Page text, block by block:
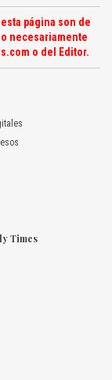
página son de
necesariamente
o del Editor.
Times